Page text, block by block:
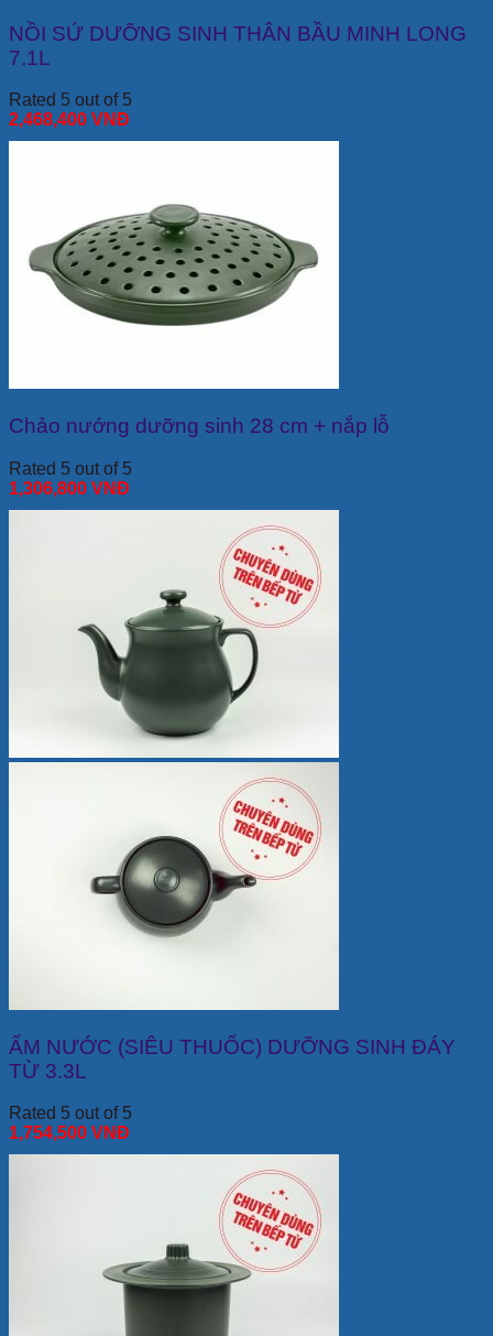
NỒI SỨ DƯỠNG SINH THÂN BẦU MINH LONG
7.1L
Rated 5 out of 5
2,468,400 VNĐ
Chảo nướng dưỡng sinh 28 cm + nắp lỗ
Rated 5 out of 5
1,306,800 VNĐ
ẤM NƯỚC (SIÊU THUỐC) DƯỠNG SINH ĐÁY
TỪ 3.3L
Rated 5 out of 5
1,754,500 VNĐ